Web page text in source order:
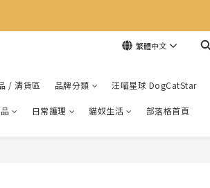
遇！
繁體中文
/ 清貨區 品牌分類 汪喵星球 DogCatStar
日常護理 貓奴生活 部落格首頁